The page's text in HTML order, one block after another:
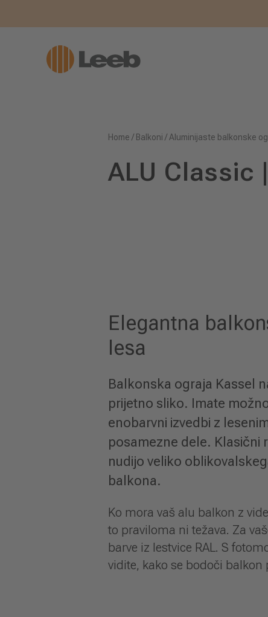
Home / Balkoni / Aluminijaste balkonske
ALU Classic
Elegantna
lesa
Balkonska ograja Kassel
prijetno sliko. Imate
enobarvni izvedbi z
posamezne dele.
nudijo veliko
balkona.
Ko mora vaš alu balkon z
to praviloma ni težava. Za
barve iz lestvice RAL. S
vidite, kako se bodoči balkon